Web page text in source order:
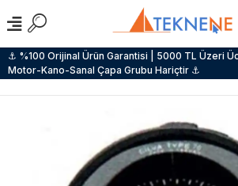
⚓ %100 Orijinal Ürün Garantisi | 5000 TL Üzeri
Motor-Kano-Sanal Çapa Grubu Hariçtir ⚓